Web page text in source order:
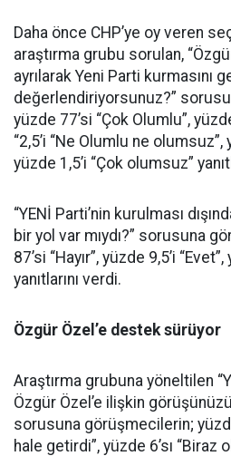
Daha önce CHP’ye oy veren
araştırma grubu sorulan,
ayrılarak Yeni Parti kurmasını
değerlendiriyorsunuz?”
yüzde 77’si “Çok Olumlu”,
“2,5’i “Ne Olumlu ne olumsuz”,
yüzde 1,5’i “Çok olumsuz”
“YENİ Parti’nin kurulması
bir yol var mıydı?” sorusuna
87’si “Hayır”, yüzde 9,5’i
yanıtlarını verdi.
Özgür Özel’e destek sürüyor
Araştırma grubuna yöneltilen
Özgür Özel’e ilişkin
sorusuna görüşmecilerin;
hale getirdi”, yüzde 6’sı “Biraz